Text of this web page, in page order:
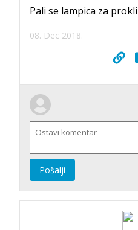
Pali se lampica za
08. Dec 2018.
Pošalji